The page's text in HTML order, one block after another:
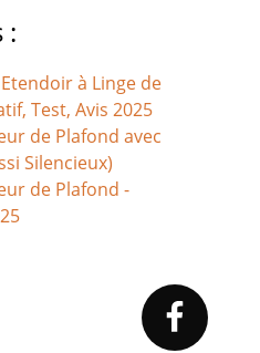
:
à Linge de
Test, Avis 2025
de Plafond avec
Silencieux)
de Plafond -
Primary
Sidebar